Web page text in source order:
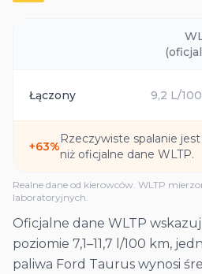
Łączony 9,2 L/
+63%
Rzeczywiste spalanie
niż oficjalne dane WLTP.
Realne dane od kierowców. WLTP
laboratoryjnych.
Oficjalne dane WLTP
poziomie 7,1–11,7 l/100 km,
paliwa Ford Taurus wynosi